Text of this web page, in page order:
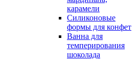
карамели
Силиконовые
формы для конфет
Ванна для
темперирования
шоколада